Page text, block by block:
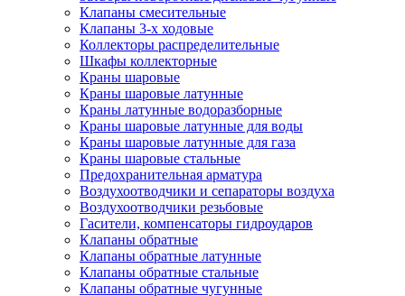
Клапаны смесительные
Клапаны 3-х ходовые
Коллекторы распределительные
Шкафы коллекторные
Краны шаровые
Краны шаровые латунные
Краны латунные водоразборные
Краны шаровые латунные для воды
Краны шаровые латунные для газа
Краны шаровые стальные
Предохранительная арматура
Воздухоотводчики и сепараторы воздуха
Воздухоотводчики резьбовые
Гасители, компенсаторы гидроударов
Клапаны обратные
Клапаны обратные латунные
Клапаны обратные стальные
Клапаны обратные чугунные